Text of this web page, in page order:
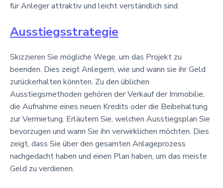
für Anleger attraktiv und leicht verständlich sind.
Ausstiegsstrategie
Skizzieren Sie mögliche Wege, um das Projekt zu
beenden. Dies zeigt Anlegern, wie und wann sie ihr Geld
zurückerhalten könnten. Zu den üblichen
Ausstiegsmethoden gehören der Verkauf der Immobilie,
die Aufnahme eines neuen Kredits oder die Beibehaltung
zur Vermietung. Erläutern Sie, welchen Ausstiegsplan Sie
bevorzugen und wann Sie ihn verwirklichen möchten. Dies
zeigt, dass Sie über den gesamten Anlageprozess
nachgedacht haben und einen Plan haben, um das meiste
Geld zu verdienen.